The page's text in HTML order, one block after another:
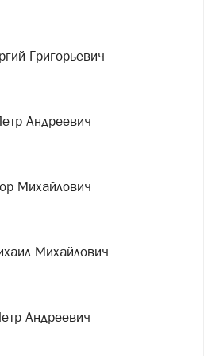
Григорьевич
Андреевич
Михайлович
Михайлович
Андреевич